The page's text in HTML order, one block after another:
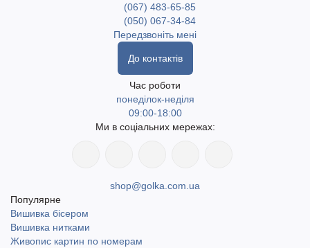
(067) 483-65-85
(050) 067-34-84
Передзвоніть мені
До контактів
Час роботи
понеділок-неділя
09:00-18:00
Ми в соціальних мережах:
shop@golka.com.ua
Популярне
Вишивка бісером
Вишивка нитками
Живопис картин по номерам